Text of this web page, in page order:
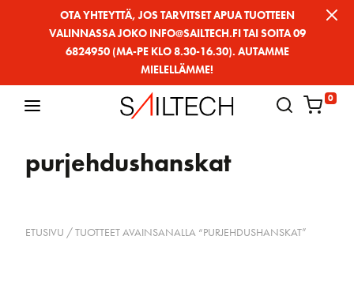
OTA YHTEYTTÄ, JOS TARVITSET APUA TUOTTEEN
VALINNASSA JOKO INFO@SAILTECH.FI TAI SOITA 09
6824950 (MA-PE KLO 8.30-16.30). AUTAMME
MIELELLÄMME!
0
purjehdushanskat
ETUSIVU / TUOTTEET AVAINSANALLA “PURJEHDUSHANSKAT”